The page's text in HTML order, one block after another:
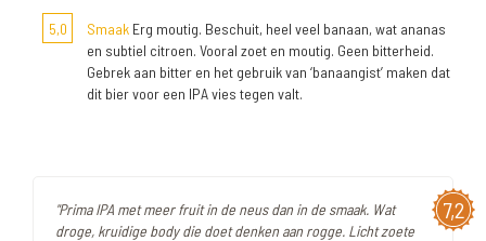
5,0 Smaak Erg moutig. Beschuit, heel veel banaan, wat ananas
en subtiel citroen. Vooral zoet en moutig. Geen bitterheid.
Gebrek aan bitter en het gebruik van ‘banaangist’ maken dat
dit bier voor een IPA vies tegen valt.
7,2
"Prima IPA met meer fruit in de neus dan in de smaak. Wat
droge, kruidige body die doet denken aan rogge. Licht zoete